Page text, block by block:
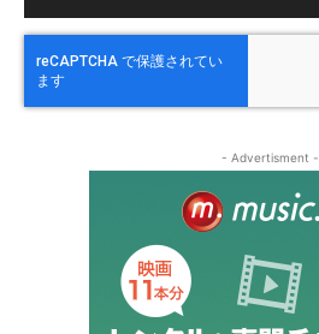
- Advertisment -